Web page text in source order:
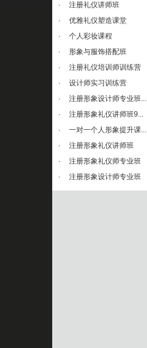
·
注册礼仪讲师班
·
优雅礼仪塑造课堂
·
个人彩妆课程
·
形象与服饰搭配班
·
注册礼仪培训师训练营
·
设计师实习训练营
·
注册形象设计师专业班...
·
注册形象礼仪讲师班9...
·
一对一个人形象提升课...
·
注册形象礼仪讲师班
·
注册形象礼仪师专业班
·
注册形象设计师专业班